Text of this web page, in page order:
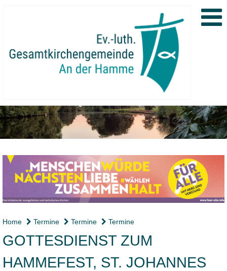
Home Termine Termine Termine
GOTTESDIENST ZUM
HAMMEFEST, ST. JOHANNES